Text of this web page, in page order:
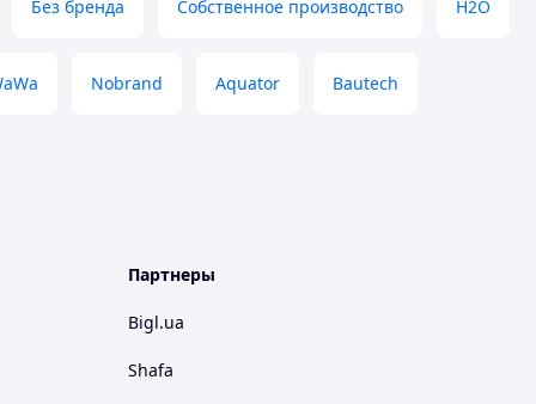
Без бренда Собственное производство H2O
Nobrand Aquator Bautech
Партнеры
Bigl.ua
Shafa